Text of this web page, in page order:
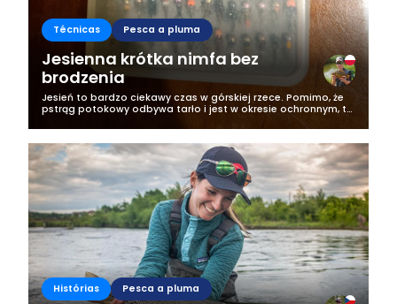
Técnicas Pesca a pluma
Jesienna krótka nimfa bez
brodzenia
Jesień to bardzo ciekawy czas w górskiej rzece. Pomimo, że
pstrąg potokowy odbywa tarło i jest w okresie ochronnym, to
lipień na którym...
Histórias Pesca a pluma